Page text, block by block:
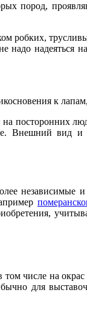
пород,
робких,
надеяться
к
посторонних
Внешний вид и
независимые
числе на
для